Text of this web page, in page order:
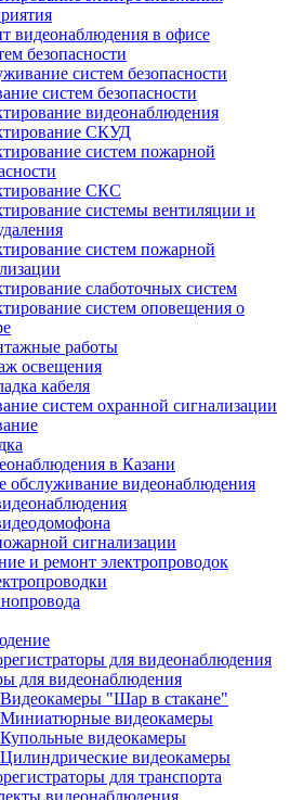
видеонаблюдения в офисе
безопасности
систем безопасности
систем безопасности
видеонаблюдения
СКУД
систем пожарной
СКС
системы вентиляции и
систем пожарной
слаботочных систем
систем оповещения о
работы
освещения
кабеля
систем охранной сигнализации
в Казани
обслуживание видеонаблюдения
сигнализации
и ремонт электропроводок
для видеонаблюдения
для видеонаблюдения
Видеокамеры "Шар в стакане"
Миниатюрные видеокамеры
Купольные видеокамеры
Цилиндрические видеокамеры
для транспорта
видеонаблюдения